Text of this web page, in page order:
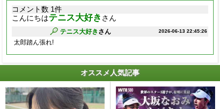
コメント数 1件
こんにちはテニス大好き さん
2026-06-13 22:45:26
テニス大好き さん
太郎踏ん張れ!
オススメ人気記事